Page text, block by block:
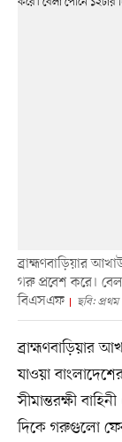
ব্রাহ্মণবাড়িয়ার
গরু প্রবেশ করে।
বিএসএফ
ছবি:
ব্রাহ্মণবাড়িয়ার
যাওয়া
সীমান্তরক্ষী
দিকে গরুগুলো